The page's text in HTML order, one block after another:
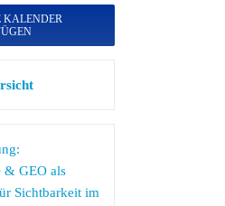
KALENDER
& GEO als
Sichtbarkeit im